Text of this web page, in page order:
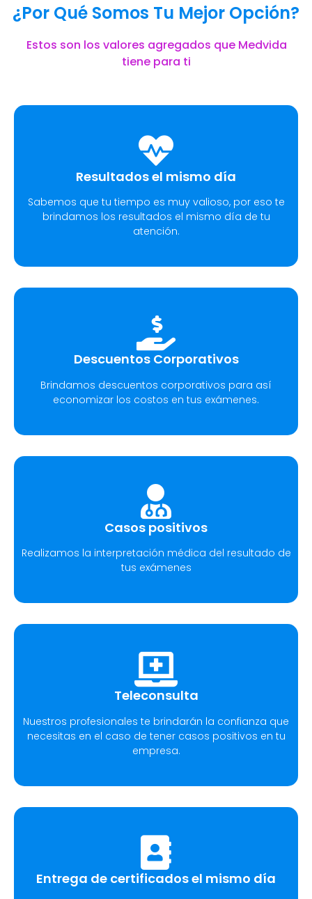
¿Por Qué Somos Tu Mejor Opción?
Estos son los valores agregados que Medvida
tiene para ti
Resultados el mismo día
Sabemos que tu tiempo es muy valioso, por eso te
brindamos los resultados el mismo día de tu
atención.
Descuentos Corporativos
Brindamos descuentos corporativos para así
economizar los costos en tus exámenes.
Casos positivos
Realizamos la interpretación médica del resultado de
tus exámenes
Teleconsulta
Nuestros profesionales te brindarán la confianza que
necesitas en el caso de tener casos positivos en tu
empresa.
Entrega de certificados el mismo día